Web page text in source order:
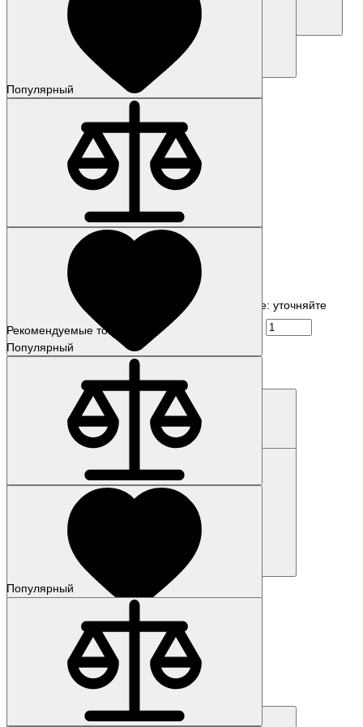
Запросить цену
Наличие: уточняйте
Код товара: 50016-01
6AG4114-3JG02-0DX1
Популярный
Код товара: 274-01
6AG1132-6BH01-7BA0
Рекомендуемые товары
Популярный
Наличие: уточняйте
Код товара: 331-01
6AG1193-6BP00-7BA0
Популярный